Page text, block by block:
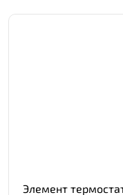
Элемент